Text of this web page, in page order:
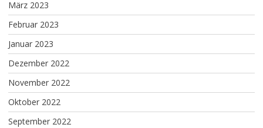
März 2023
Februar 2023
Januar 2023
Dezember 2022
November 2022
Oktober 2022
September 2022